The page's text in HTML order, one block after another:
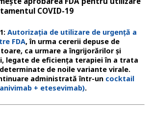
COVID-19
Autorizația de utilizare de urgență a
FDA, în urma cererii depuse de
ca urmare a îngrijorărilor și
legate de eficiența terapiei în a trata
determinate de noile variante virale.
administrată într-un cocktail
+ etesevimab).